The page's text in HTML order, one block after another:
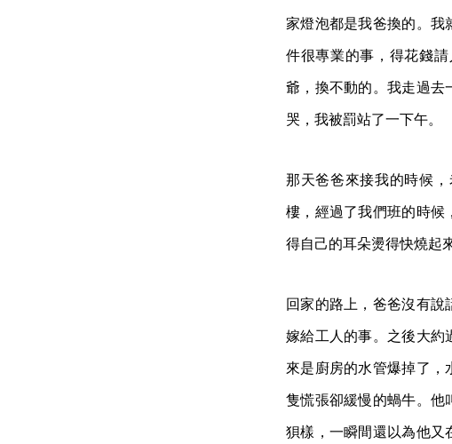
家燈泡都是我爸換的。我
件很專業的事，得花錢
爺，換不動的。我走過去
哭，我被罰站了一下午。
那天爸爸來接我的時候
樓，經過了我們班的時候
得自己的耳朵燙得快燒起
回家的路上，爸爸沒有
嫁給工人的事。之後大約
來是廚房的水管爆掉了，
隻慌張卻緩慢的蝸牛。他
狽樣，一瞬間還以為他又